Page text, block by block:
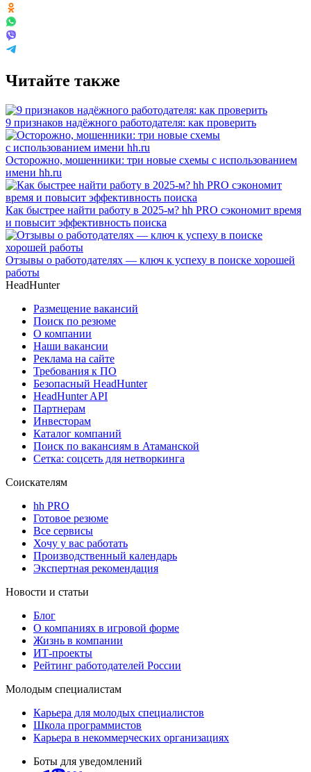
Читайте также
9 признаков надёжного работодателя: как проверить
Осторожно, мошенники: три новые схемы с использованием
имени hh.ru
Как быстрее найти работу в 2025-м? hh PRO сэкономит время
и повысит эффективность поиска
Отзывы о работодателях — ключ к успеху в поиске хорошей
работы
HeadHunter
Размещение вакансий
Поиск по резюме
О компании
Наши вакансии
Реклама на сайте
Требования к ПО
Безопасный HeadHunter
HeadHunter API
Партнерам
Инвесторам
Каталог компаний
Поиск по вакансиям в Атаманской
Сетка: соцсеть для нетворкинга
Соискателям
hh PRO
Готовое резюме
Все сервисы
Хочу у вас работать
Производственный календарь
Экспертная рекомендация
Новости и статьи
Блог
О компаниях в игровой форме
Жизнь в компании
ИТ-проекты
Рейтинг работодателей России
Молодым специалистам
Карьера для молодых специалистов
Школа программистов
Карьера в некоммерческих организациях
Боты для уведомлений